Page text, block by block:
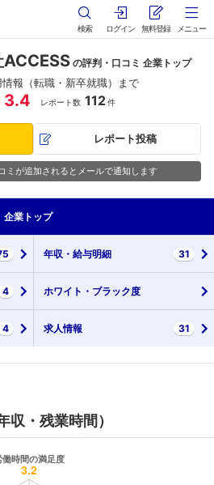
検索 ログイン 無料登録 メニュー
の評判・口コミ 企業トップ
報（転職・新卒就職）まで
3.4 レポート数 112件
レポート投稿
ミが追加されるとメールで通知します
企業 トップ
年収・ 給与明細 31
4 ホワイト・ ブラック度
4 求人情報 31
収・残業時間）